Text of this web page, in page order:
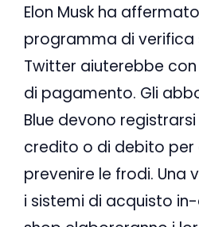
Elon Musk ha
programma di verifica
Twitter aiuterebbe
di pagamento. Gli
Blue devono
credito o di debito per
prevenire le frodi.
i sistemi di acquisto